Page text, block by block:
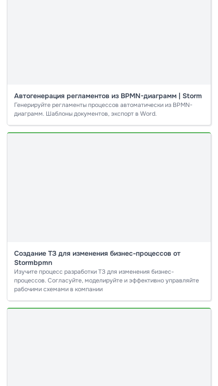
Автогенерация регламентов из BPMN-диаграмм | Storm
Генерируйте регламенты процессов автоматически из BPMN-
диаграмм. Шаблоны документов, экспорт в Word.
Создание ТЗ для изменения бизнес-процессов от
Stormbpmn
Изучите процесс разработки ТЗ для изменения бизнес-
процессов. Согласуйте, моделируйте и эффективно управляйте
рабочими схемами в компании